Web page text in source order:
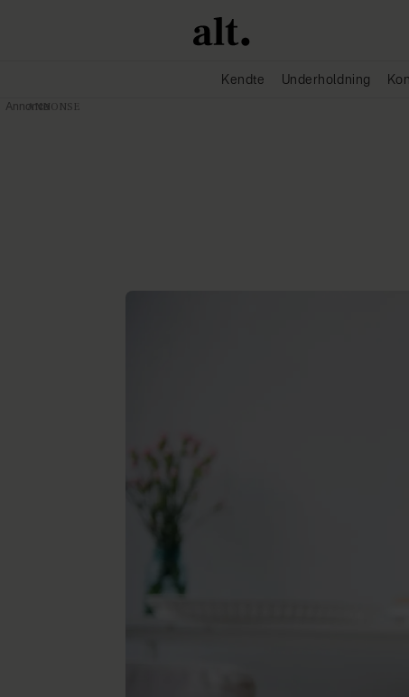
Kendte Underholdning
Annonce